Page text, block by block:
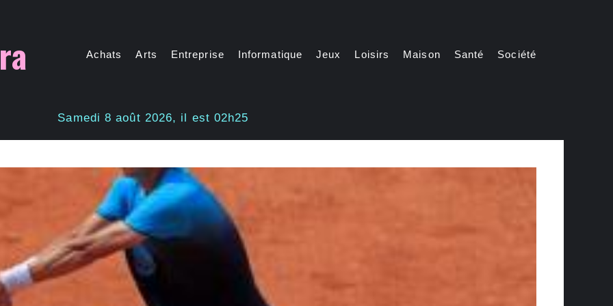
Achats Arts Entreprise Informatique Jeux Loisirs Maison Santé Société
Automatically
Version
Samedi 8 août 2026, il est 02h25